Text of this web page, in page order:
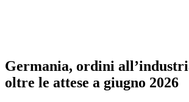
Germania, ordini
oltre le attese a giugno 2026